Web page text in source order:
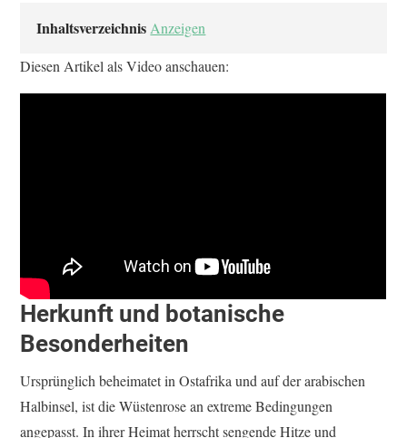
Inhaltsverzeichnis Anzeigen
Diesen Artikel als Video anschauen:
Herkunft und botanische
Besonderheiten
Ursprünglich beheimatet in Ostafrika und auf der arabischen
Halbinsel, ist die Wüstenrose an extreme Bedingungen
angepasst. In ihrer Heimat herrscht sengende Hitze und